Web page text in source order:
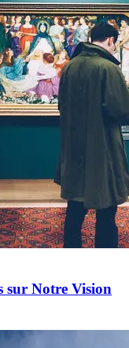
sur Notre Vision